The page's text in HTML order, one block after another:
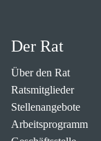
Der Rat
Über den Rat
Ratsmitglieder
Stellenangebote
Arbeitsprogramm